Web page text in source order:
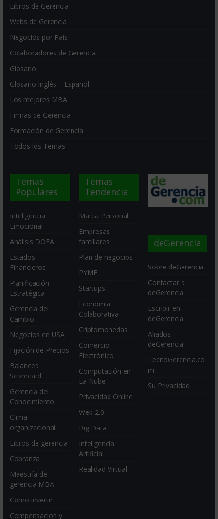
Libros de Gerencia
Webs de Gerencia
Negocios por País
Colaboradores de Gerencia
Glosario
Glosario Inglés – Español
Los mejores MBA
Firmas de Gerencia
Formación de Gerencia
Todos los Temas
Temas
Populares
Inteligencia
Emocional
Análisis DOFA
Estados
Financieros
Planificación
Estratégica
Gerencia del
Cambio
Negocios en USA
Fijación de Precios
Balanced
Scorecard
Gerencia del
Conocimiento
Clima
organizacional
Libros de gerencia
Cobranza
Maestría de
gerencia MBA
Como invertir
Compensacion y
Temas
Tendencia
Marca Personal
Empresas
familiares
Plan de negocios
PYME
Startups
Economia
Colaborativa
Criptomonedas
Comercio
Electrónico
Computación en
La Nube
Privacidad Online
Web 2.0
Big Data
Inteligencia
Artificial
Realidad Virtual
deGerencia
Sobre deGerencia
Contactar a
deGerencia
Escribir en
deGerencia
Aliados
deGerencia
TecnoGerencia.co
m
Su Privacidad